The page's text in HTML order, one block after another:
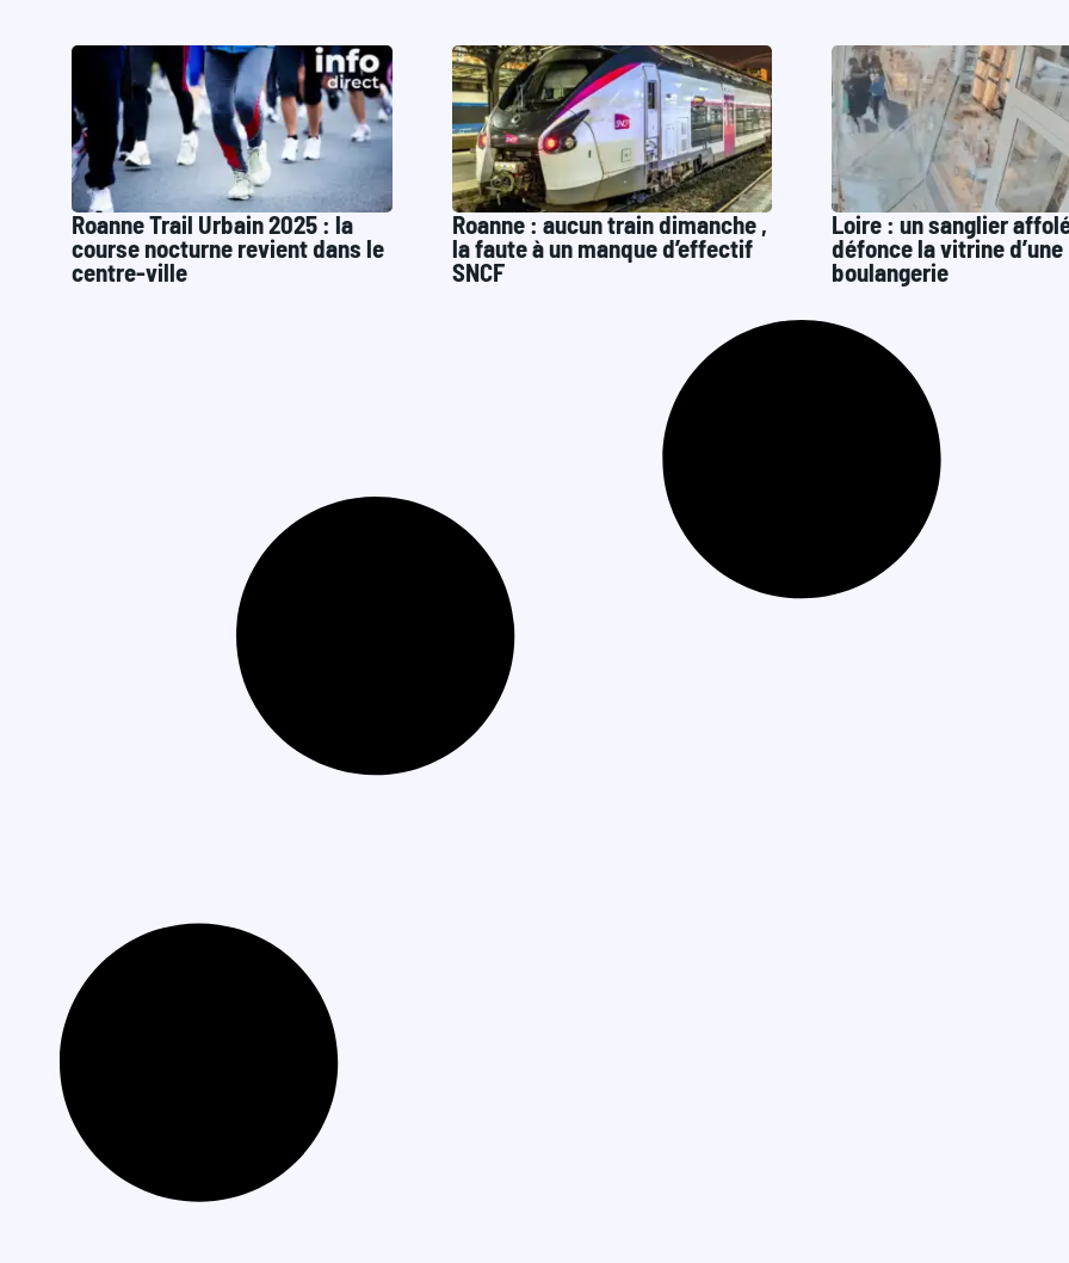
Roanne Trail Urbain 2025 : la
course nocturne revient dans le
centre-ville
Roanne : aucun train dimanche ,
la faute à un manque d’effectif
SNCF
Loire : un sanglier
défonce la vitrine d’une
boulangerie